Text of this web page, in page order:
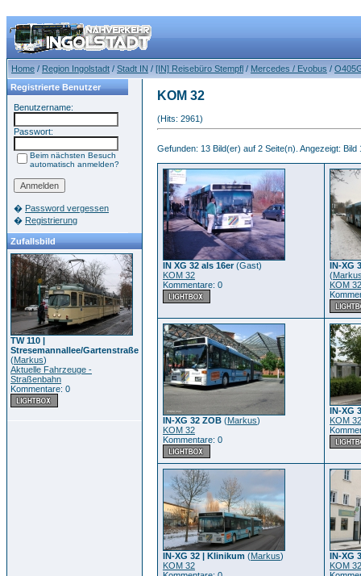
Home / Region Ingolstadt / Stadt IN / [IN] Reisebüro Stempfl / Mercedes / Evobus /
Registrierte Benutzer
Benutzername:
Passwort:
Beim nächsten Besuch
automatisch anmelden?
� Password vergessen
� Registrierung
Zufallsbild
TW 110 |
Stresemannallee/Gartenstraße
(Markus)
Aktuelle Fahrzeuge -
Straßenbahn
Kommentare: 0
KOM 32
(Hits: 2961)
Gefunden: 13 Bild(er) auf 2 Seite(n). Angezeigt: Bild
IN XG 32 als 16er(Gast)
KOM 32
Kommentare: 0
IN-XG
(
KOM 32
IN-XG 32 ZOB (Markus)
KOM 32
Kommentare: 0
IN-XG
KOM 32
IN-XG 32 | Klinikum (Markus)
KOM 32
IN-XG
KOM 32